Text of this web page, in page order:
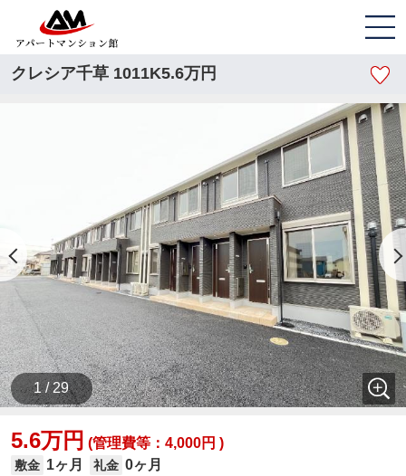
クレシア千草 1011K5.6万円
1 / 29
5.6万円 (管理費等：4,000円 )
敷金 1ヶ月 礼金 0ヶ月